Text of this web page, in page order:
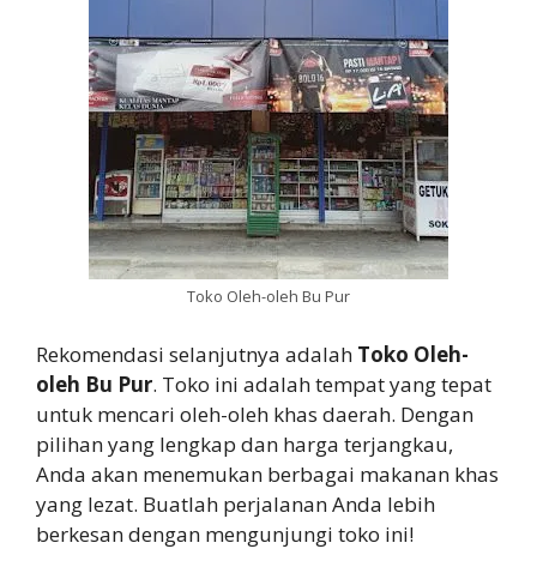
Toko Oleh-oleh Bu Pur
Rekomendasi selanjutnya adalah Toko Oleh-
oleh Bu Pur. Toko ini adalah tempat yang tepat
untuk mencari oleh-oleh khas daerah. Dengan
pilihan yang lengkap dan harga terjangkau,
Anda akan menemukan berbagai makanan khas
yang lezat. Buatlah perjalanan Anda lebih
berkesan dengan mengunjungi toko ini!